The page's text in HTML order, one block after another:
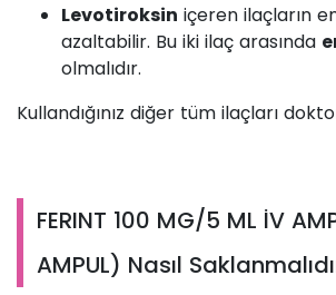
Levotiroksin içeren ilaçların
azaltabilir. Bu iki ilaç arasında
olmalıdır.
Kullandığınız diğer tüm ilaçları
FERINT 100 MG/5 ML İV
AMPUL) Nasıl